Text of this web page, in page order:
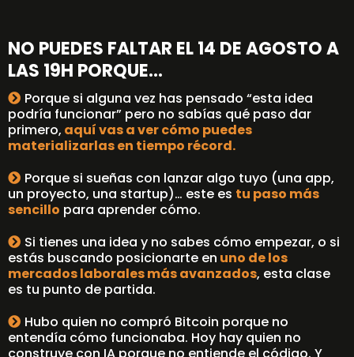
NO PUEDES FALTAR EL 14 DE AGOSTO A
LAS 19H PORQUE...
Porque si alguna vez has pensado “esta idea
podría funcionar” pero no sabías qué paso dar
primero, aquí vas a ver cómo puedes
materializarlas en tiempo récord.
Porque si sueñas con lanzar algo tuyo (una app,
un proyecto, una startup)… este es tu paso más
sencillo para aprender cómo.
Si tienes una idea y no sabes cómo empezar, o si
estás buscando posicionarte en uno de los
mercados laborales más avanzados, esta clase
es tu punto de partida.
Hubo quien no compró Bitcoin porque no
entendía cómo funcionaba. Hoy hay quien no